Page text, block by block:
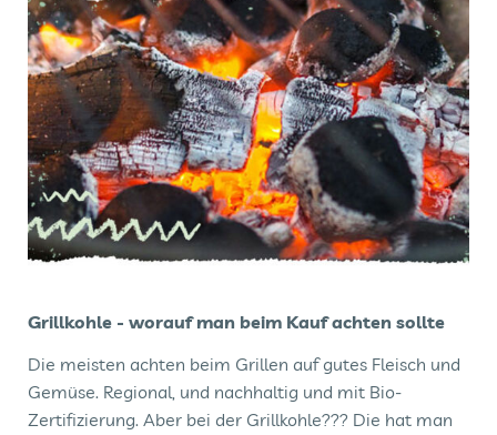
Grillkohle - worauf man beim Kauf achten sollte
Die meisten achten beim Grillen auf gutes Fleisch und
Gemüse. Regional, und nachhaltig und mit Bio-
Zertifizierung. Aber bei der Grillkohle??? Die hat man